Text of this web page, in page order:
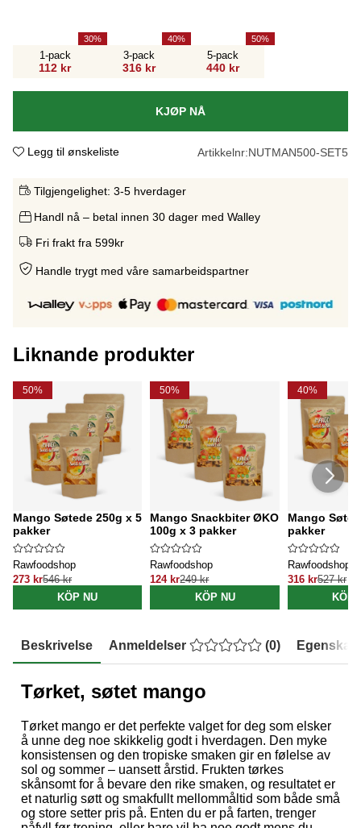
1-pack
112 kr
30
3-pack
316 kr
40
5-pack
440 kr
50
KJØP NÅ
Legg til ønskeliste Artikkelnr:NUTMAN500-SET5
Tilgjengelighet: 3-5 hverdager
Handl nå – betal innen 30 dager med Walley
Fri frakt fra 599kr
Handle trygt med våre samarbeidspartner
Liknande produkter
50%
Mango Søtede 250g x 5
pakker
Rawfoodshop
273 kr546 kr
KÖP NU
50%
Mango Snackbiter ØKO
100g x 3 pakker
Rawfoodshop
124 kr249 kr
KÖP NU
40%
Mango
pakker
Rawfoodshop
316 kr527 kr
KÖP
Beskrivelse Anmeldelser (0)
Tørket, søtet mango
Tørket mango er det perfekte valget for deg som elsker
å unne deg noe skikkelig godt i hverdagen. Den myke
konsistensen og den tropiske smaken gir en følelse av
sol og sommer – uansett årstid. Frukten tørkes
skånsomt for å bevare den rike smaken, og resultatet er
et naturlig søtt og smakfullt mellommåltid som både små
og store setter pris på. Enten du er på farten, trenger